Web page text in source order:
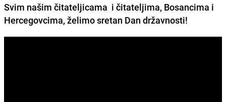
Svim našim čitateljicama i čitateljima, Bosancima i
Hercegovcima, želimo sretan Dan državnosti!